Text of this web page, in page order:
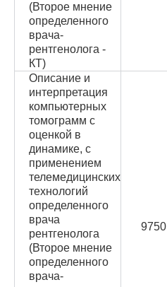
(Второе мнение
определенного
врача-
рентгенолога -
КТ)
Описание и
интерпретация
компьютерных
томограмм с
оценкой в
динамике, с
применением
телемедицинских
технологий
определенного
врача
рентгенолога
(Второе мнение
определенного
врача-
9750